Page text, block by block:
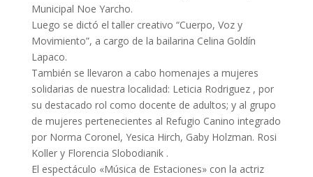
Municipal Noe Yarcho.
Luego se dictó el taller creativo “Cuerpo, Voz y
Movimiento”, a cargo de la bailarina Celina Goldín
Lapaco.
También se llevaron a cabo homenajes a mujeres
solidarias de nuestra localidad: Leticia Rodriguez , por
su destacado rol como docente de adultos; y al grupo
de mujeres pertenecientes al Refugio Canino integrado
por Norma Coronel, Yesica Hirch, Gaby Holzman. Rosi
Koller y Florencia Slobodianik .
El espectáculo «Música de Estaciones» con la actriz